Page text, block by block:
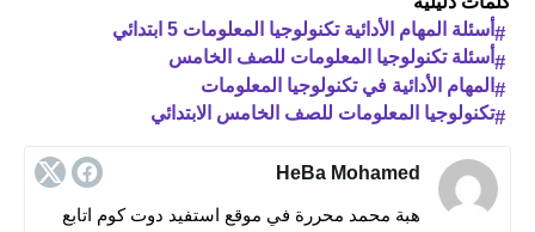
أسئلة المهام الأدائية تكنولوجيا المعلومات 5 ابتدائي
أسئلة تكنولوجيا المعلومات للصف الخامس
المهام الأدائية في تكنولوجيا المعلومات
تكنولوجيا المعلومات للصف الخامس الابتدائي
HeBa Mohamed
هبة محمد محررة في موقع استفيد دوت كوم اتابع